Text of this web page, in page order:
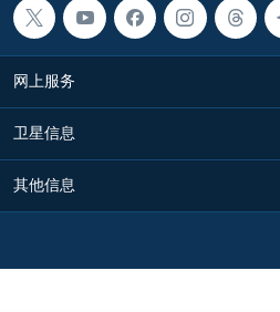
网上服务
卫星信息
其他信息